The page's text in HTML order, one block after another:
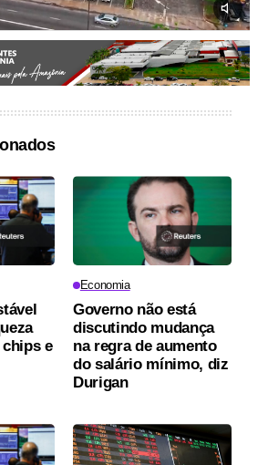
e
Economia
Governo não está
discutindo mudança
na regra de aumento
do salário mínimo, diz
Durigan